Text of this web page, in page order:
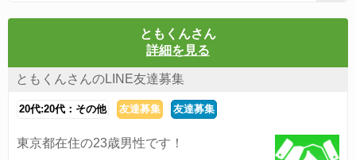
ともくんさん
詳細を見る
ともくんさんのLINE友達募集
20代:20代：その他 友達募集 友達募集
東京都在住の23歳男性です！